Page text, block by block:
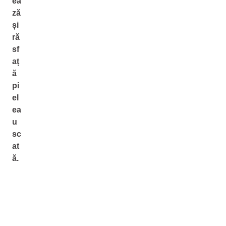
ză
și
ră
sf
aț
ă
pi
el
ea
u
sc
at
ă.